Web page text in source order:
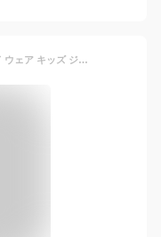
PONTAPES(ポンタペス) スノーボード ウェア キッズ ジャケット 単品 6サイズ 100-150 耐水圧15,000mm PPJJ-121PR カモフラージュ 100サイズ スノーウェア スノボウェア スキーウェア ウエア 子供用 スノボーウェア 20-21 スノボ ウェア スキー ウェア ジャケット 滑雪服